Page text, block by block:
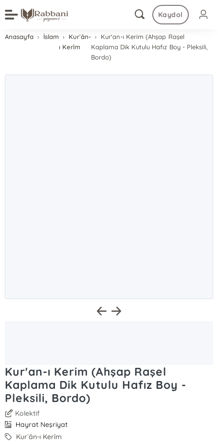
Kaydol
Anasayfa İslam
Kur`ân-
ı Kerîm
Kur'an-ı Kerim (Ahşap Raşel
Kaplama Dik Kutulu Hafız Boy - Pleksili,
Bordo)
Kur'an-ı Kerim (Ahşap Raşel
Kaplama Dik Kutulu Hafız Boy -
Pleksili, Bordo)
Kolektif
Hayrat Neşriyat
Kur`ân-ı Kerîm